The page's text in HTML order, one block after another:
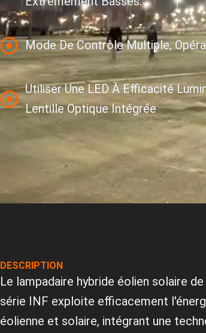
Mode De Contrôle Multiple,
Utiliser Une LED À Efficacité
Lentille Optique Intégrée
DESCRIPTION
Le lampadaire hybride éolien solaire de
série INF exploite efficacement
éolienne et solaire, intégrant une